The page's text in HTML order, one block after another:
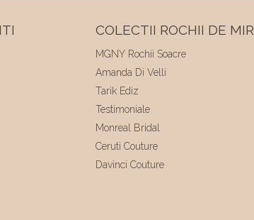
COLECTII ROCHII DE
MGNY Rochii Soacre
Amanda Di Velli
Tarik Ediz
Testimoniale
Monreal Bridal
Ceruti Couture
Davinci Couture